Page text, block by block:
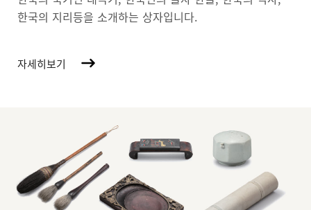
한국의 지리등을 소개하는 상자입니다.
자세히보기